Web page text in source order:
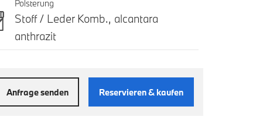
Polsterung
Stoff / Leder Komb., alcantara
anthrazit
Anfrage senden Reservieren & kaufen